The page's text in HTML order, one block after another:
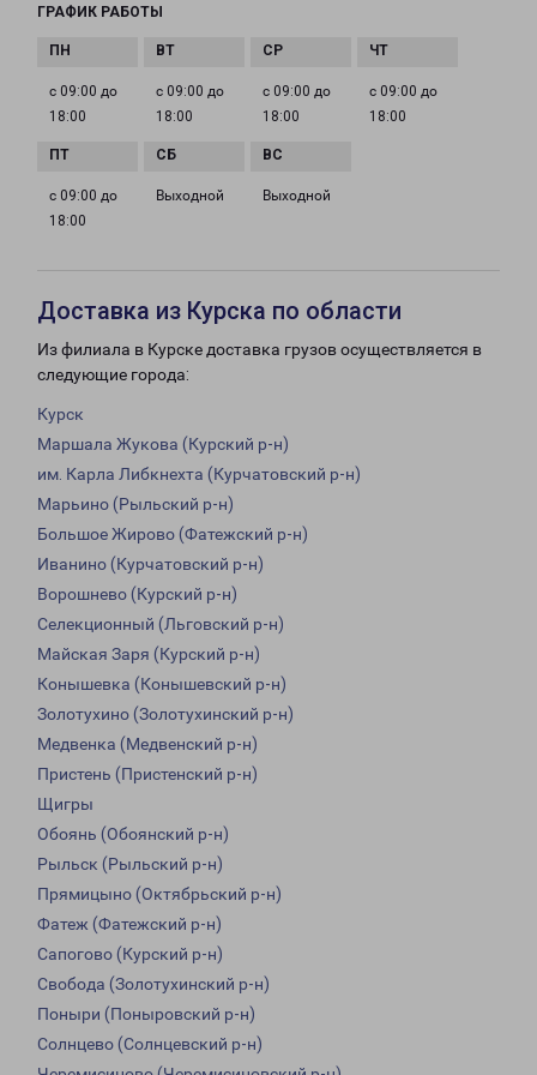
ГРАФИК РАБОТЫ
с 09:00 до
18:00
с 09:00 до
18:00
с 09:00 до
18:00
с 09:00 до
18:00
с 09:00 до
18:00
Выходной Выходной
Доставка из Курска по области
Из филиала в Курске доставка грузов осуществляется в
следующие города:
Курск
Маршала Жукова (Курский р-н)
им. Карла Либкнехта (Курчатовский р-н)
Марьино (Рыльский р-н)
Большое Жирово (Фатежский р-н)
Иванино (Курчатовский р-н)
Ворошнево (Курский р-н)
Селекционный (Льговский р-н)
Майская Заря (Курский р-н)
Конышевка (Конышевский р-н)
Золотухино (Золотухинский р-н)
Медвенка (Медвенский р-н)
Пристень (Пристенский р-н)
Щигры
Обоянь (Обоянский р-н)
Рыльск (Рыльский р-н)
Прямицыно (Октябрьский р-н)
Фатеж (Фатежский р-н)
Сапогово (Курский р-н)
Свобода (Золотухинский р-н)
Поныри (Поныровский р-н)
Солнцево (Солнцевский р-н)